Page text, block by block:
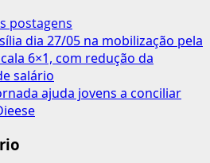
postagens
dia 27/05 na mobilização pela
6×1, com redução da
salário
ajuda jovens a conciliar